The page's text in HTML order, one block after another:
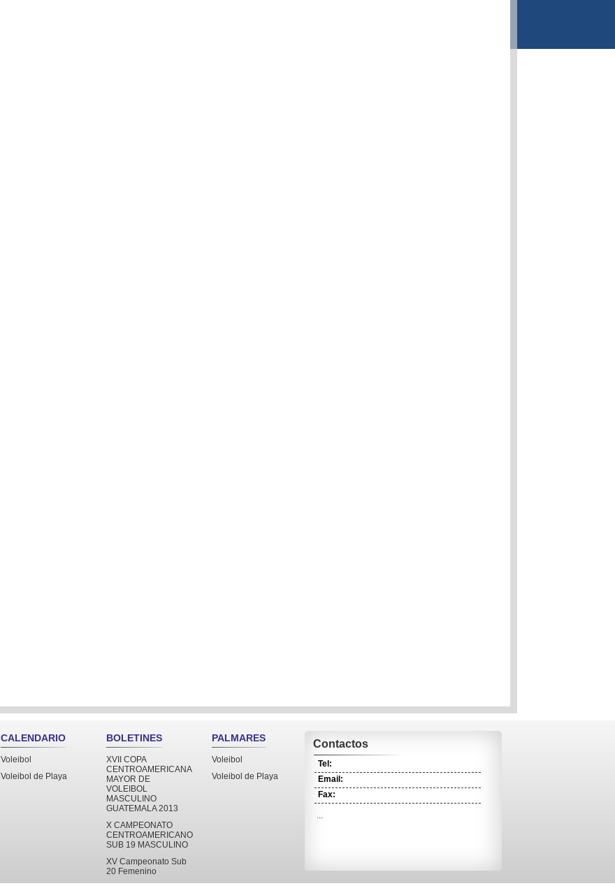
CALENDARIO
Voleibol
Voleibol de Playa
BOLETINES
XVII COPA
CENTROAMERICANA
MAYOR DE
VOLEIBOL
MASCULINO
GUATEMALA 2013
X CAMPEONATO
CENTROAMERICANO
SUB 19 MASCULINO
XV Campeonato Sub
20 Femenino
PALMARES
Voleibol
Voleibol de Playa
Contactos
Tel:
Email:
Fax:
...